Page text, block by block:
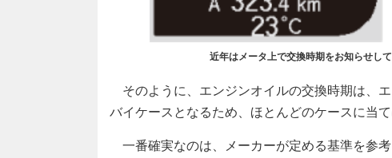
近年はメータ上で交換時期をお知らせし
そのように、エンジンオイルの交換時期は、
バイケースとなるため、ほとんどのケースに当
一番確実なのは、メーカーが定める基準を参